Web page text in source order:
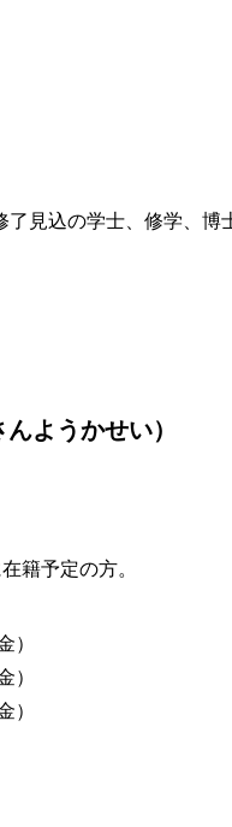
見込の学士、修学、博
ようかせい）
籍予定の方。
）
）
）